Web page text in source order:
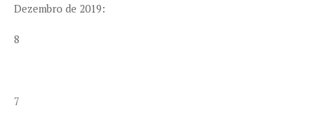
Dezembro de 2019:
8
7